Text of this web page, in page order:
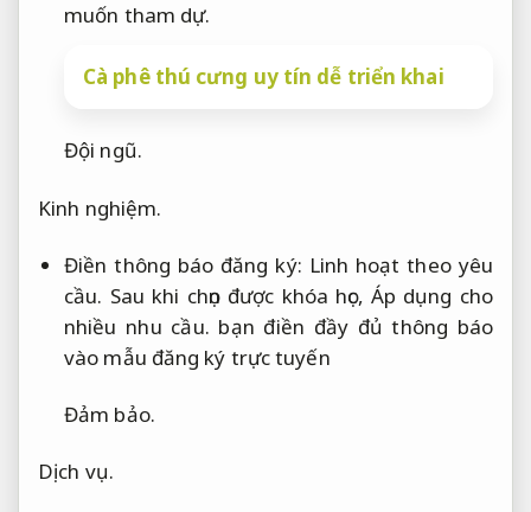
muốn tham dự.
Cà phê thú cưng uy tín dễ triển khai
Đội ngũ.
Kinh nghiệm.
Điền thông báo đăng ký: Linh hoạt theo yêu
cầu. Sau khi chọn được khóa học, Áp dụng cho
nhiều nhu cầu. bạn điền đầy đủ thông báo
vào mẫu đăng ký trực tuyến
Đảm bảo.
Dịch vụ.